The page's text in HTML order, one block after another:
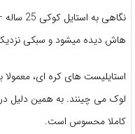
نگاهی
هاش دیده میشود و سبکی نزدیک
استایلیست های کره ای،
لوک می چینند. به همین دلیل
کاملا محسوس است.